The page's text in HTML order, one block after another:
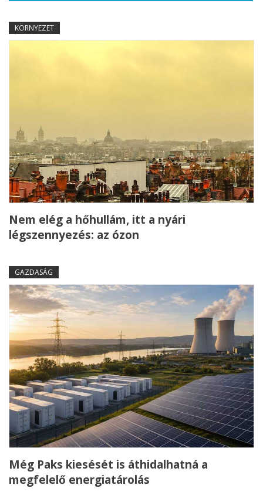
KÖRNYEZET
Nem elég a hőhullám, itt a nyári
légszennyezés: az ózon
GAZDASÁG
Még Paks kiesését is áthidalhatná a
megfelelő energiatárolás